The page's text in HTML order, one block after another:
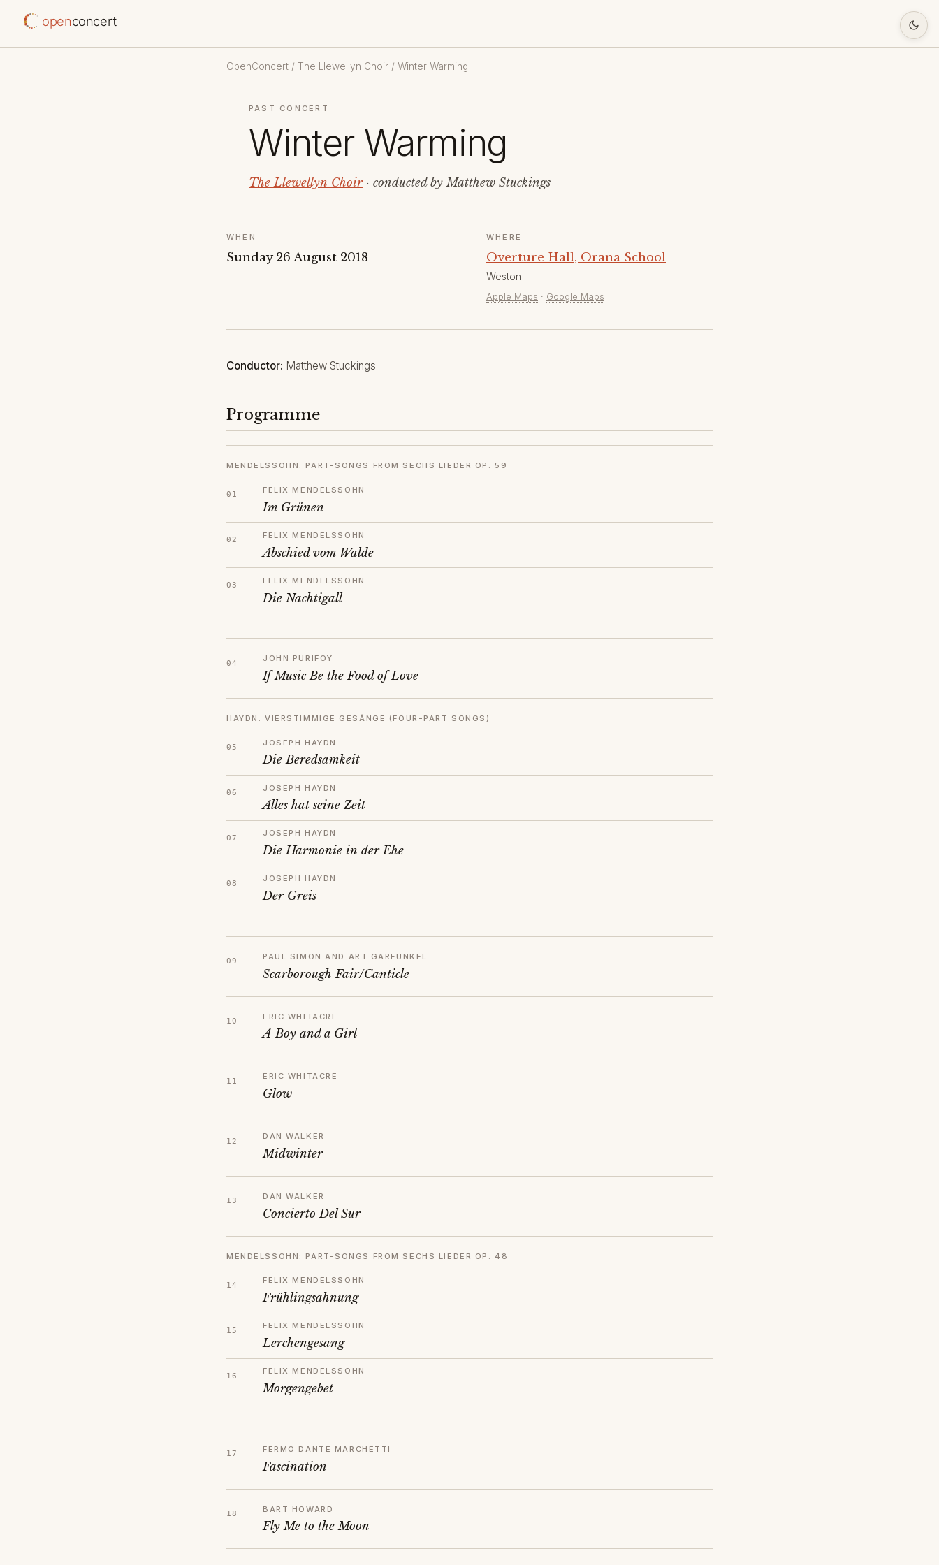
openconcert
OpenConcert / The Llewellyn Choir / Winter Warming
PAST CONCERT
Winter Warming
The Llewellyn Choir· conducted by Matthew Stuckings
WHEN
Sunday 26 August 2018
WHERE
Overture Hall, Orana School
Weston
Apple Maps · Google Maps
Conductor: Matthew Stuckings
Programme
MENDELSSOHN: PART-SONGS FROM SECHS LIEDER OP. 59
FELIX MENDELSSOHN
Im Grünen
FELIX MENDELSSOHN
Abschied vom Walde
FELIX MENDELSSOHN
Die Nachtigall
JOHN PURIFOY
If Music Be the Food of Love
HAYDN: VIERSTIMMIGE GESÄNGE (FOUR-PART SONGS)
JOSEPH HAYDN
Die Beredsamkeit
JOSEPH HAYDN
Alles hat seine Zeit
JOSEPH HAYDN
Die Harmonie in der Ehe
JOSEPH HAYDN
Der Greis
PAUL SIMON AND ART GARFUNKEL
Scarborough Fair/Canticle
ERIC WHITACRE
A Boy and a Girl
ERIC WHITACRE
Glow
DAN WALKER
Midwinter
DAN WALKER
Concierto Del Sur
MENDELSSOHN: PART-SONGS FROM SECHS LIEDER OP. 48
FELIX MENDELSSOHN
Frühlingsahnung
FELIX MENDELSSOHN
Lerchengesang
FELIX MENDELSSOHN
Morgengebet
FERMO DANTE MARCHETTI
Fascination
BART HOWARD
Fly Me to the Moon